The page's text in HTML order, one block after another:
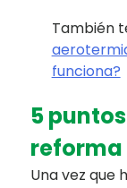
También
funciona?
5
Una vez que